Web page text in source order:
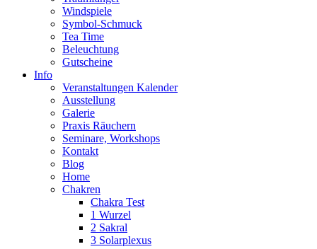
Windspiele
Symbol-Schmuck
Tea Time
Beleuchtung
Gutscheine
Info
Veranstaltungen Kalender
Ausstellung
Galerie
Praxis Räuchern
Seminare, Workshops
Kontakt
Blog
Home
Chakren
Chakra Test
1 Wurzel
2 Sakral
3 Solarplexus